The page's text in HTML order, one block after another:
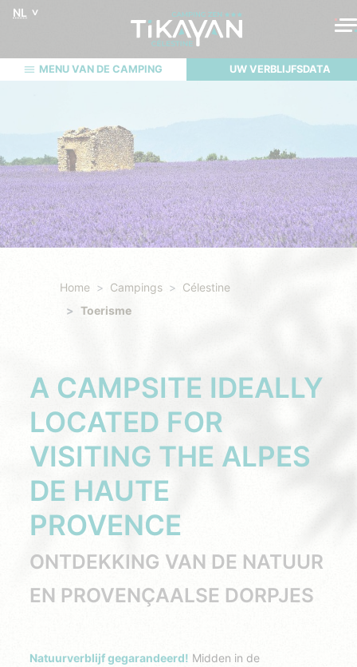
NL
MENU VAN DE CAMPING UW VERBLIJFSDATA
Home Campings
Célestine
Toerisme
A CAMPSITE IDEALLY
LOCATED FOR
VISITING THE ALPES
DE HAUTE
PROVENCE
ONTDEKKING VAN DE NATUUR
EN PROVENÇAALSE DORPJES
Natuurverblijf gegarandeerd! Midden in de